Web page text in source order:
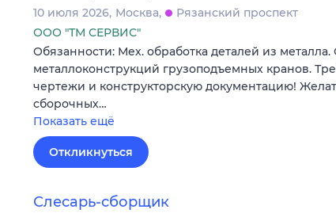
10 июля 2026 Москва
Рязанский проспект
ООО "ТМ СЕРВИС"
Обязанности: Мех. обработка деталей из
металлоконструкций грузоподъемных кранов.
чертежи и конструкторскую документацию!
сборочных…
Показать ещё
Откликнуться
Слесарь-сборщик